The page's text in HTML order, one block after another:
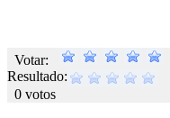
Votar:
Resultado:
0 votos